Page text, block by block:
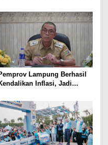
Lampung Berhasil
Inflasi, Jadi
di Sumatera